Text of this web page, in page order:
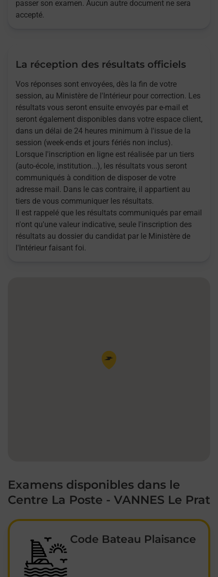
passer son examen. Aucun autre document ne sera
accepté.
La réception des résultats officiels
Vos réponses sont envoyées, dès la fin de votre
session, au Ministère de l'Intérieur pour correction. Les
résultats vous seront ensuite envoyés par e-mail et
seront également disponibles dans votre espace client,
dans un délai de 24 heures minimum à l'issue de la
session (week-ends et jours fériés non inclus).
Lorsque l'inscription en ligne est réalisée par un tiers
(auto-école, institution...), les résultats vous seront
communiqués à condition de disposer de votre
adresse mail. Dans le cas contraire, il appartient au
tiers de vous communiquer les résultats.
Il est rappelé que les résultats communiqués par email
n'ont qu'une valeur indicative, seule l'inscription des
résultats au dossier du candidat par le Ministère de
l'Intérieur faisant foi.
Pin de la carte
Examens disponibles dans le
Centre La Poste - VANNES Le Prat
Code Bateau Plaisance